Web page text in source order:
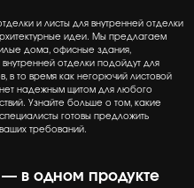
и листы для внутренней отделки
идеи. Мы предлагаем
дома, офисные здания,
отделки подойдут для
в то время как негорючий листовой
надежным щитом для любого
Узнайте больше о том, какие
готовы предложить
требований.
— в одном продукте